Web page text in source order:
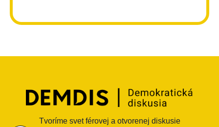
Tvoríme svet férovej a otvorenej diskusie